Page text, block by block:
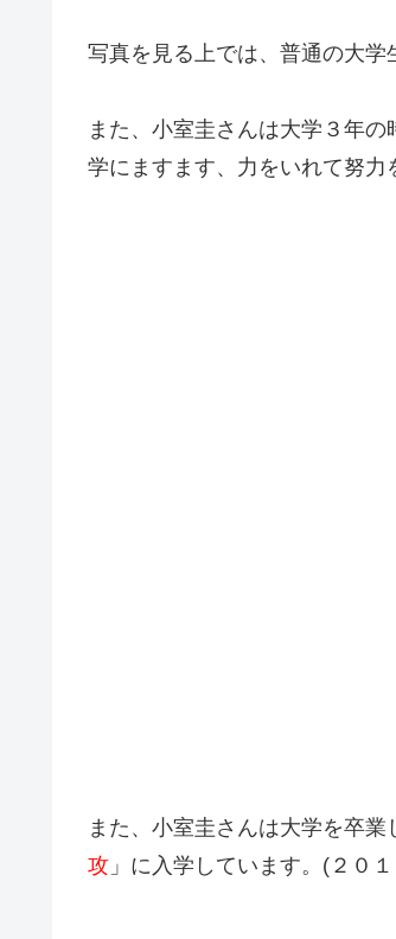
写真を見る上では、普通の大学
また、小室圭さんは大学３年の
学にますます、力をいれて努力
また、小室圭さんは大学を卒業
攻 」に入学しています。(２０